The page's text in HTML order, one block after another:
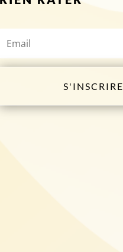
S'INSCRIRE